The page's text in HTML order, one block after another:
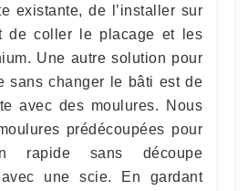
existante, de l’installer sur
de coller le placage et les
Une autre solution pour
sans changer le bâti est de
avec des moulures. Nous
prédécoupées pour
rapide sans découpe
avec une scie. En gardant